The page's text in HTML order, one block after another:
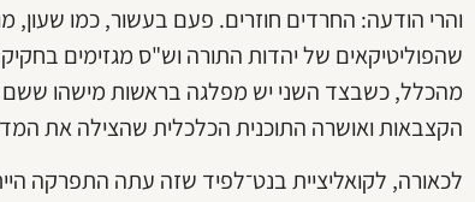
והרי הודעה: החרדים חוזרים. פעם בעשור, כמו
שהפוליטיקאים של יהדות התורה וש"ס מגזימים
הקצבאות ואושרה התוכנית הכלכלית שהצילה את המדינה. ב־2013, עם יאיר ונתניהו,
לכאורה, לקואליציית בנט־לפיד שזה עתה התפרקה